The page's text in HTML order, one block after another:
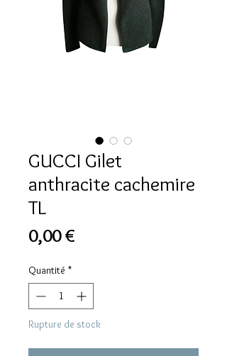
GUCCI Gilet
anthracite cachemire
TL
0,00 €
Quantité *
Rupture de stock